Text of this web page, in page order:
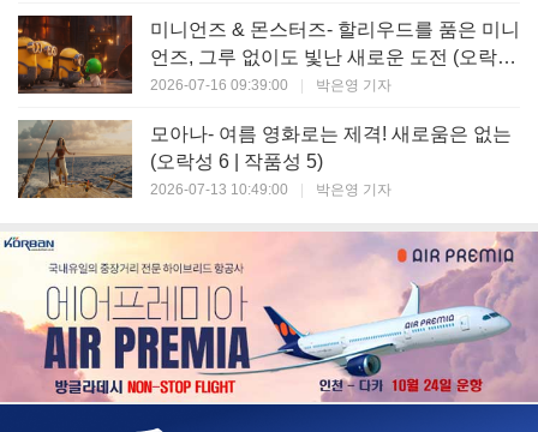
미니언즈 & 몬스터즈- 할리우드를 품은 미니
언즈, 그루 없이도 빛난 새로운 도전 (오락성
7 | 작품성 6)
2026-07-16 09:39:00 박은영 기자
모아나- 여름 영화로는 제격! 새로움은 없는
(오락성 6 | 작품성 5)
2026-07-13 10:49:00 박은영 기자